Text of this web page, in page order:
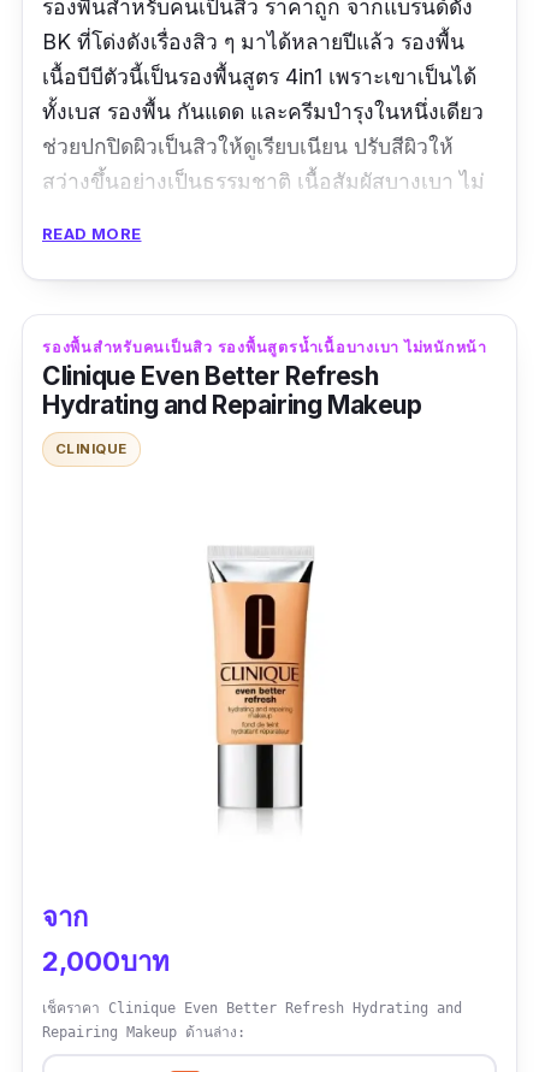
รองพื้นสําหรับคนเป็นสิว ราคาถูก จากแบรนด์ดัง
BK ที่โด่งดังเรื่องสิว ๆ มาได้หลายปีแล้ว รองพื้น
เนื้อบีบีตัวนี้เป็นรองพื้นสูตร 4in1 เพราะเขาเป็นได้
ทั้งเบส รองพื้น กันแดด และครีมบำรุงในหนึ่งเดียว
ช่วยปกปิดผิวเป็นสิวให้ดูเรียบเนียน ปรับสีผิวให้
สว่างขึ้นอย่างเป็นธรรมชาติ เนื้อสัมผัสบางเบา ไม่
คุมมันได้อย่างดีเยี่ยม นอกจากนี้ยังผสานสารบำรุง
ผิวไว้มากถึง 3 ตัว ไม่ว่าจะเป็นสารสกัดใบบัวบอก
วิตามินอี และ Defensil Plus ที่จะช่วยลดและ
ปกป้องผิวจากสิว อันเนื่องมาจากมลภาวะภายนอก
และความขาดภาวะสมดุลของความชุ่มชื้นในผิว
พร้อมทั้งผสานสารกันแดดที่จะช่วยปกป้องผิวจาก
รังสียูวีได้อีกด้วย
ใช้ดี ไม่ทำให้เกิดสิวมากขึ้นจริงๆ, คุณภาพสินค้า
ดี ตรงปก, ราคาถูก, เนื้อแป้งเนียนละเอียดบาง
READ MORE
รองพื้นสําหรับคนเป็นสิว รองพื้นสูตรน้ำเนื้อบางเบา ไม่หนักหน้า
Clinique Even Better Refresh
Hydrating and Repairing Makeup
CLINIQUE
จาก
2,000บาท
เช็คราคา Clinique Even Better Refresh Hydrating and
Repairing Makeup ด้านล่าง: